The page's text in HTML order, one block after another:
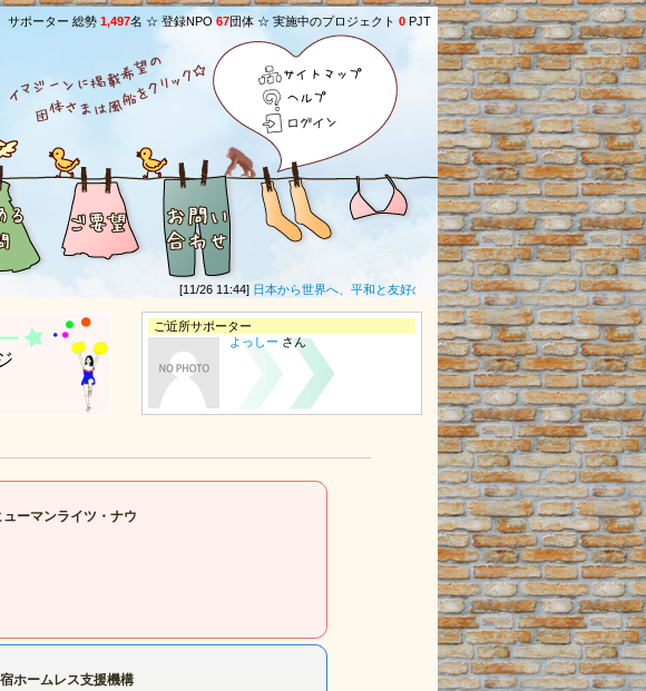
サポーター 総勢 1,497名 ☆ 登録NPO 67団体 ☆ 実施中のプロジェクト 0 PJT
サイトマップ
ヘルプ
ログイン
[11/26 11:44]日本から世界へ、平和と友好の輪がひろがりますように。(匿名募金
ご近所サポーター
よっしー さん
ーマンライツ・ナウ
ホームレス支援機構